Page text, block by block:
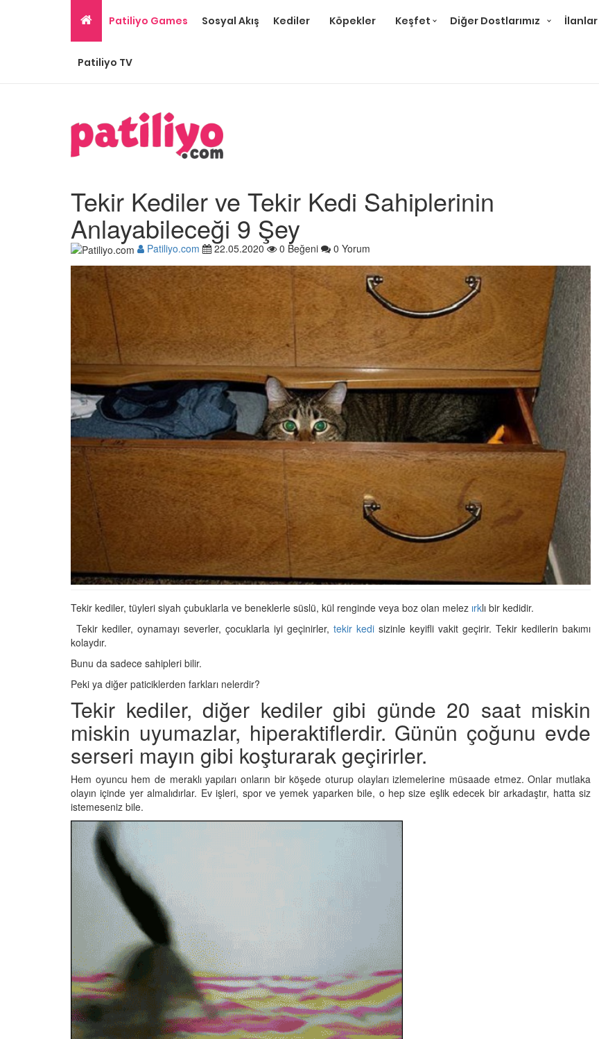
Patiliyo Games Sosyal Akış Kediler Köpekler Keşfet Diğer Dostlarımız İlanlar
Patiliyo TV
Tekir Kediler ve Tekir Kedi Sahiplerinin
Anlayabileceği 9 Şey
Patiliyo.com 22.05.2020 0 Beğeni 0 Yorum
Tekir kediler, tüyleri siyah çubuklarla ve beneklerle süslü, kül renginde veya boz olan melez ırklı bir kedidir.
Tekir kediler, oynamayı severler, çocuklarla iyi geçinirler, tekir kedi sizinle keyifli vakit geçirir. Tekir kedilerin bakımı
kolaydır.
Bunu da sadece sahipleri bilir.
Peki ya diğer paticiklerden farkları nelerdir?
Tekir kediler, diğer kediler gibi günde 20 saat miskin
miskin uyumazlar, hiperaktiflerdir. Günün çoğunu evde
serseri mayın gibi koşturarak geçirirler.
Hem oyuncu hem de meraklı yapıları onların bir köşede oturup olayları izlemelerine müsaade etmez. Onlar mutlaka
olayın içinde yer almalıdırlar. Ev işleri, spor ve yemek yaparken bile, o hep size eşlik edecek bir arkadaştır, hatta siz
istemeseniz bile.
Gri Kedi Cinsleri: 14 Tür ve
Özellikleri
26.05.2020
Tüm İnsanların Ders Çıkarması
Gereken 26 Hayvansever Söz
22.05.2020
Anne Kedi Yavrusunu Neden
Reddeder ve Terk Eder?
22.05.2020
Evde Beslenebilecek En Tatlı 21
Küçük Kedi Cinsi
22.05.2020
Yavru Kedilerde Pire Nasıl
Temizlenir?
22.05.2020
Gri Kedi Cinsleri: 14 Tür ve
Özellikleri
26.05.2020
Tüm İnsanların Ders Çıkarması
Gereken 26 Hayvansever Söz
22.05.2020
Anne Kedi Yavrusunu Neden
Reddeder ve Terk Eder?
22.05.2020
Evde Beslenebilecek En Tatlı 21
Küçük Kedi Cinsi
22.05.2020
Yavru Kedilerde Pire Nasıl
Temizlenir?
22.05.2020
Sahiplerine Ölü
Olunca Gerçekten
Genetik Sırrı:
Renk Gözleri
Evde Kediler İçin
Kedilerin Kutsal
Yasalara
Dünyası
Kedi Oyunları: "Evde Kedinizle
Aktivite"
11.10.2025
Kedi Beslenmesi: "Çiğ Mama mı,
Kuru Mama mı? Artıları ve
Eksileri"
11.10.2025
Kediler Zamanla Neden
Mırlamaya Başladı? Evrimsel Bir
Bakış
05.10.2025
Kediler Neden "Eğitilemez"?
Vahşi Atalarına Bilimsel
Yolculuk
03.10.2025
25.09.2025
Kediler Neden Dört Ayak
22.09.2025